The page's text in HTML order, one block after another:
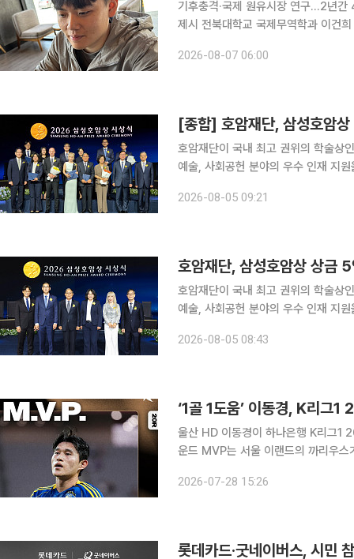
기후충격·국제 원유시장 연구…2년
제시 전북대학교 국제무역학과 이건희 박사과정생이 한국연구재단의 ‘2026년 인문사회분야 박사
간 연간 2000만원씩 총 4000만원을
2026-08-07 06:00
호암재단이 국내 최고 권위의 학술상
예술, 사회공헌 분야의 우수 인재 지
이에 따라 6개 부문 총상금은 18억원
2026-08-05 09:21
호암재단, 삼성호암상 상금
호암재단이 국내 최고 권위의 학술상
예술, 사회공헌 분야의 우수 인재 지원을
2026-08-05 08:43
‘1골 1도움’ 이동경, K리그
울산 HD 이동경이 하나은행 K리그1
운드 MVP는 서울 이랜드의 까리우스가 차지했다. 한국프로축구연맹은
경기에서 1골 1도움을 기록하며 울산
2026-07-28 15:26
롯데카드·굿네이버스, 시민